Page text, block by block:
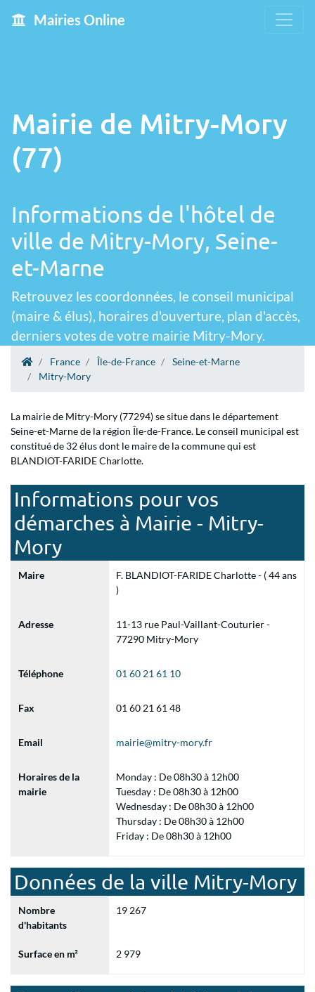
Mairies Online
Mairie de Mitry-Mory
(77)
Informations de l'hôtel de
ville de Mitry-Mory, Seine-
et-Marne
Retrouvez les coordonnées, le conseil municipal
(maire & élus), horaires d'ouverture, plan d'accès,
derniers votes de votre mairie Mitry-Mory.
France Île-de-France
Seine-et-Marne
Mitry-Mory
La mairie de Mitry-Mory (77294) se situe dans le département
Seine-et-Marne de la région Île-de-France. Le conseil municipal est
constitué de 32 élus dont le maire de la commune qui est
BLANDIOT-FARIDE Charlotte.
Informations pour vos
démarches à Mairie - Mitry-
Mory
Maire
F. BLANDIOT-FARIDE Charlotte - ( 44 ans
)
Adresse
11-13 rue Paul-Vaillant-Couturier -
77290 Mitry-Mory
Téléphone 01 60 21 61 10
Fax 01 60 21 61 48
Email mairie@mitry-mory.fr
Horaires de la
mairie
Monday : De 08h30 à 12h00
Tuesday : De 08h30 à 12h00
Wednesday : De 08h30 à 12h00
Thursday : De 08h30 à 12h00
Friday : De 08h30 à 12h00
Données de la ville Mitry-Mory
Nombre
d'habitants
19 267
Surface en m² 2 979